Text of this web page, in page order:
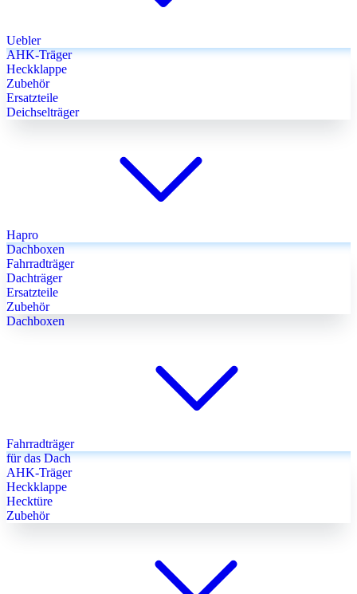
Uebler
AHK-Träger
Heckklappe
Zubehör
Ersatzteile
Deichselträger
Hapro
Dachboxen
Fahrradträger
Dachträger
Ersatzteile
Zubehör
Dachboxen
Fahrradträger
für das Dach
AHK-Träger
Heckklappe
Hecktüre
Zubehör